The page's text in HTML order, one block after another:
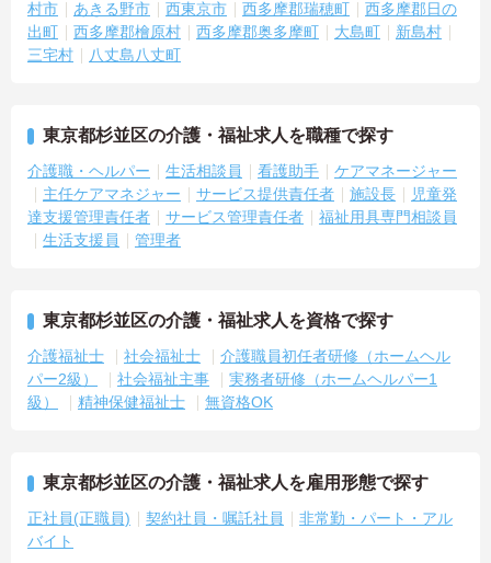
村市 あきる野市 西東京市 西多摩郡瑞穂町
西多摩郡日の
出町
西多摩郡檜原村 西多摩郡奥多摩町 大島町
新島村
三宅村
八丈島八丈町
東京都杉並区の介護・福祉求人を職種で探す
介護職・ヘルパー 生活相談員 看護助手
ケアマネージャー
主任ケアマネジャー
サービス提供責任者 施設長
児童発
達支援管理責任者
サービス管理責任者
福祉用具専門相談員
生活支援員
管理者
東京都杉並区の介護・福祉求人を資格で探す
介護福祉士 社会福祉士
介護職員初任者研修（ホームヘル
パー2級）
社会福祉主事
実務者研修（ホームヘルパー1
級）
精神保健福祉士 無資格OK
東京都杉並区の介護・福祉求人を雇用形態で探す
正社員(正職員) 契約社員・嘱託社員
非常勤・パート・アル
バイト